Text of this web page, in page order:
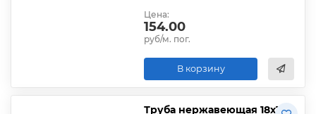
Цена:
154.00
руб/м. пог.
В корзину
Труба нержавеющая 18х1